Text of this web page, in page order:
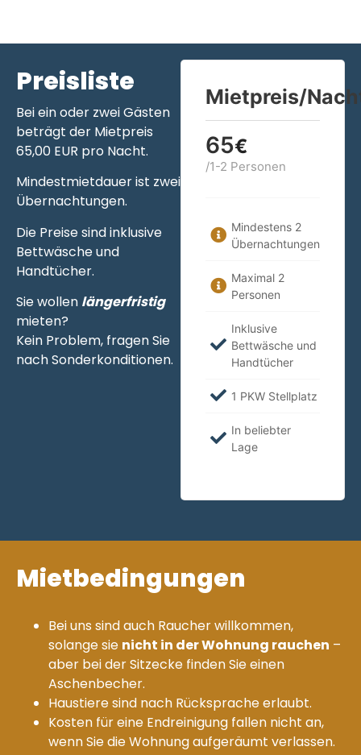
Preisliste
Bei ein oder zwei Gästen
beträgt der Mietpreis
65,00 EUR pro Nacht.
Mindestmietdauer ist zwei
Übernachtungen.
Die Preise sind inklusive
Bettwäsche und
Handtücher.
Sie wollen längerfristig
mieten?
Kein Problem, fragen Sie
nach Sonderkonditionen.
Mietpreis/
65€
/1-2 Personen
Mindestens 2
Übernachtungen
Maximal 2
Personen
Inklusive
Bettwäsche und
Handtücher
1 PKW Stellplatz
In beliebter
Lage
Mietbedingungen
Bei uns sind auch Raucher willkommen,
solange sie nicht in der Wohnung rauchen –
aber bei der Sitzecke finden Sie einen
Aschenbecher.
Haustiere sind nach Rücksprache erlaubt.
Kosten für eine Endreinigung fallen nicht an,
wenn Sie die Wohnung aufgeräumt verlassen.